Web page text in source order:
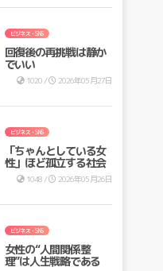
ビジネス・SNS
回復後の再挑戦は静か
でいい
1020 / 2026年05月27日
ビジネス・SNS
「ちゃんとしている女
性」ほど孤立する社会
1048 / 2026年05月26日
ビジネス・SNS
女性の“人間関係整
理”は人生戦略である